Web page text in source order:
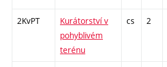
2KvPT
Kurátorství v
pohyblivém
terénu
cs 2